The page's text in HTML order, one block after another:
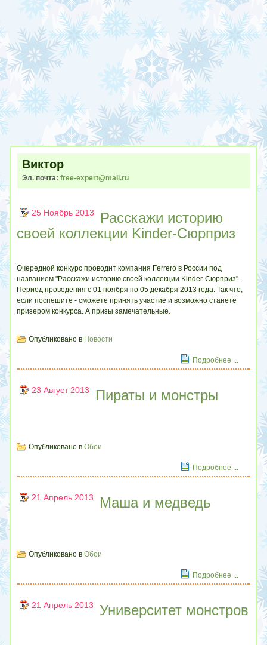
Виктор
Эл. почта:free-expert@mail.ru
25 Ноябрь 2013
Расскажи историю
своей коллекции Kinder-Сюрприз
Очередной конкурс проводит компания Ferrero в России под
названием "Расскажи историю своей коллекции Kinder-Сюрприз".
Период проведения с 01 ноября по 05 декабря 2013 года. Так что,
если поспешите - сможете принять участие и возможно станете
призером конкурса. А призы замечательные.
Опубликовано в Новости
Подробнее ...
23 Август 2013 Пираты и монстры
Опубликовано в Обои
Подробнее ...
21 Апрель 2013 Маша и медведь
Опубликовано в Обои
Подробнее ...
21 Апрель 2013 Университет монстров